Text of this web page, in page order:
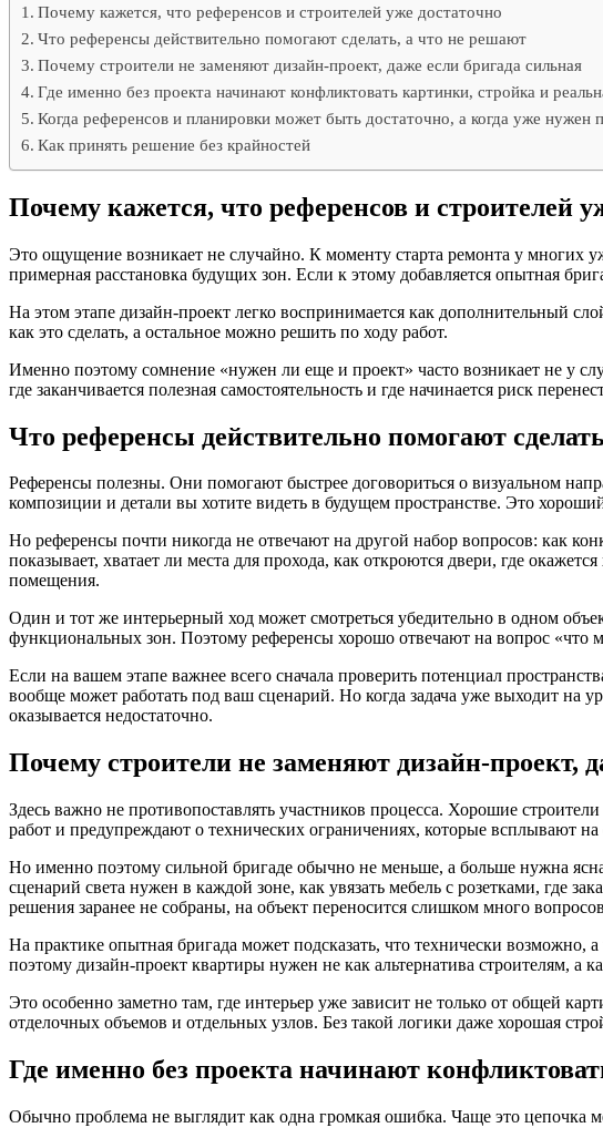
Почему кажется, что референсов и строителей уже достаточно
Что референсы действительно помогают сделать, а что не решают
Почему строители не заменяют дизайн-проект, даже если бригада сильная
Где именно без проекта начинают конфликтовать картинки, стройка и
Когда референсов и планировки может быть достаточно, а когда уже нужен
Как принять решение без крайностей
Почему кажется, что референсов и строителей
Это ощущение возникает не случайно. К моменту старта ремонта у многих
примерная расстановка будущих зон. Если к этому добавляется опытная
На этом этапе дизайн-проект легко воспринимается как дополнительный
как это сделать, а остальное можно решить по ходу работ.
Именно поэтому сомнение «нужен ли еще и проект» часто возникает не у
где заканчивается полезная самостоятельность и где начинается риск
Что референсы действительно помогают
Референсы полезны. Они помогают быстрее договориться о визуальном
композиции и детали вы хотите видеть в будущем пространстве. Это
Но референсы почти никогда не отвечают на другой набор вопросов: как
показывает, хватает ли места для прохода, как откроются двери, где
помещения.
Один и тот же интерьерный ход может смотреться убедительно в одном
функциональных зон. Поэтому референсы хорошо отвечают на вопрос «что
Если на вашем этапе важнее всего сначала проверить потенциал
вообще может работать под ваш сценарий. Но когда задача уже выходит на
оказывается недостаточно.
Почему строители не заменяют дизайн-проект,
Здесь важно не противопоставлять участников процесса. Хорошие
работ и предупреждают о технических ограничениях, которые всплывают на
Но именно поэтому сильной бригаде обычно не меньше, а больше нужна
сценарий света нужен в каждой зоне, как увязать мебель с розетками, где
решения заранее не собраны, на объект переносится слишком много
На практике опытная бригада может подсказать, что технически возможно,
поэтому дизайн-проект квартиры нужен не как альтернатива строителям, а
Это особенно заметно там, где интерьер уже зависит не только от общей
отделочных объемов и отдельных узлов. Без такой логики даже хорошая
Где именно без проекта начинают
Обычно проблема не выглядит как одна громкая ошибка. Чаще это цепочка